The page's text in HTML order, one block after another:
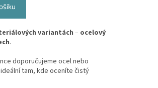
variantách – ocelový
.
doporučujeme ocel nebo
tam, kde oceníte čistý